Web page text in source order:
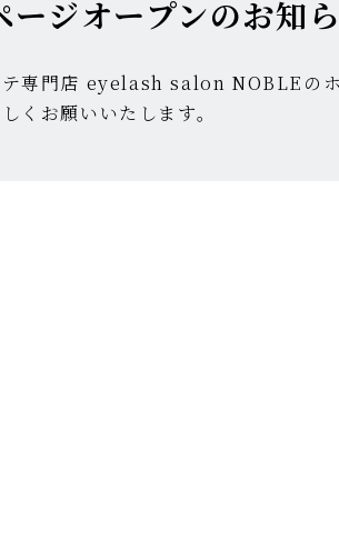
ージオープンのお知
テ専門店 eyelash salon NOBLEの
くお願いいたします。